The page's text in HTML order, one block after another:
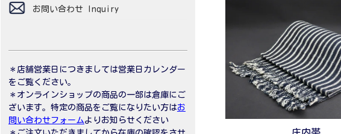
お問い合わせ Inquiry
＊店舗営業日につきましては営業日カレンダー
をご覧ください。
＊オンラインショップの商品の一部は倉庫にご
ざいます。特定の商品をご覧になりたい方はお
問い合わせフォーム よりお知らせください